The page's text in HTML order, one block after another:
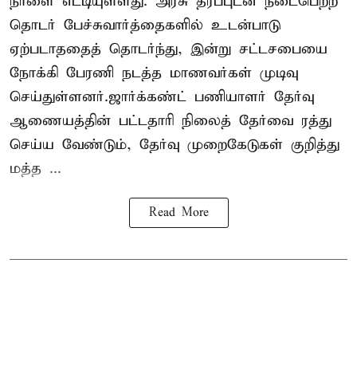
தொடர் பேச்சுவார்த்தைகளில் உடன்பாடு
ஏற்படாததைத் தொடர்ந்து, இன்று சட்டசபையை
நோக்கி பேரணி நடத்த மாணவர்கள் முடிவு
செய்துள்ளனர்.ஜார்க்கண்ட் பணியாளர் தேர்வு
ஆணையத்தின் பட்டதாரி நிலைத் தேர்வை ரத்து
செய்ய வேண்டும், தேர்வு முறைகேடுகள் குறித்து
மத்த ...
Read More